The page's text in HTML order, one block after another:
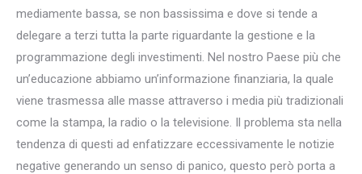
mediamente bassa, se non bassissima e dove si tende a
delegare a terzi tutta la parte riguardante la gestione e la
programmazione degli investimenti. Nel nostro Paese più che
un’educazione abbiamo un’informazione finanziaria, la quale
viene trasmessa alle masse attraverso i media più tradizionali
come la stampa, la radio o la televisione. Il problema sta nella
tendenza di questi ad enfatizzare eccessivamente le notizie
negative generando un senso di panico, questo però porta a